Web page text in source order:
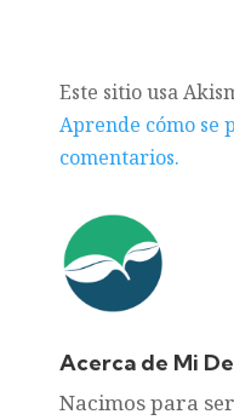
Este sitio usa
Aprende cómo se
comentarios.
Acerca de Mi
Nacimos para